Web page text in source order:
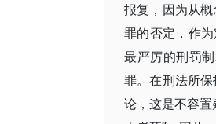
报复，因为从
罪的否定，作
最严厉的刑罚
罪。在刑法所
论，这是不容